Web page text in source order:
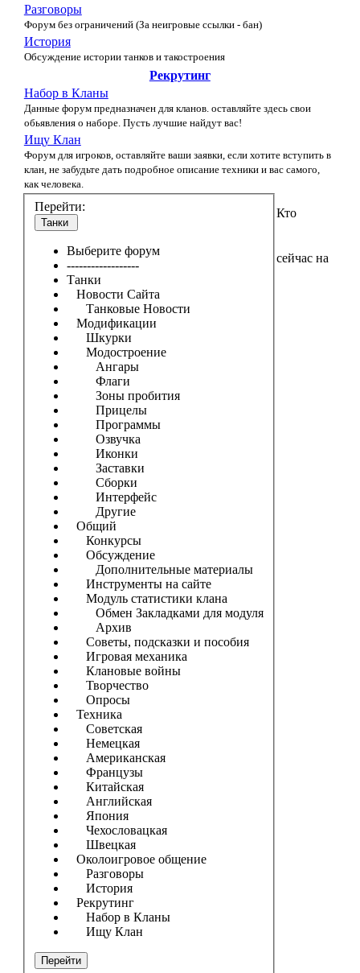
Разговоры
Форум без ограничений (За неигровые ссылки - бан)
История
Обсуждение истории танков и такостроения
Рекрутинг
Набор в Кланы
Данные форум предназначен для кланов. оставляйте здесь свои
обьявления о наборе. Пусть лучшие найдут вас!
Ищу Клан
Форум для игроков, оставляйте ваши заявки, если хотите вступить в
клан, не забудьте дать подробное описание техники и вас самого,
как человека.
Перейти:
Танки
Выберите форум
------------------
Танки
Новости Сайта
Танковые Новости
Модификации
Шкурки
Модостроение
Ангары
Флаги
Зоны пробития
Прицелы
Программы
Озвучка
Иконки
Заставки
Сборки
Интерфейс
Другие
Общий
Конкурсы
Обсуждение
Дополнительные материалы
Инструменты на сайте
Модуль статистики клана
Обмен Закладками для модуля
Архив
Советы, подсказки и пособия
Игровая механика
Клановые войны
Творчество
Опросы
Техника
Советская
Немецкая
Американская
Французы
Китайская
Английская
Япония
Чехословацкая
Швецкая
Околоигровое общение
Разговоры
История
Рекрутинг
Набор в Кланы
Ищу Клан
Перейти
Кто
сейчас на